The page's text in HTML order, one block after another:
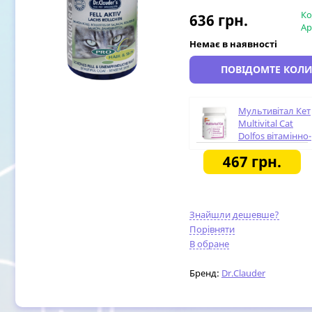
636 грн.
Немає в наявності
ПОВІДОМТЕ КОЛИ
Мультивітал Кет
Multivital Cat
Dolfos вітамінно-
мінеральна
добавка з
амінокислотами
467 грн.
Знайшли дешевше?
Порівняти
В обране
Бренд: Dr.Clauder